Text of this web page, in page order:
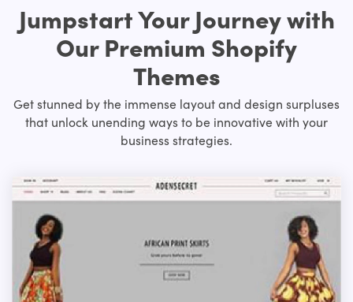
Jumpstart Your Journey with
Our Premium Shopify
Themes
Get stunned by the immense layout and design surpluses
that unlock unending ways to be innovative with your
business strategies.